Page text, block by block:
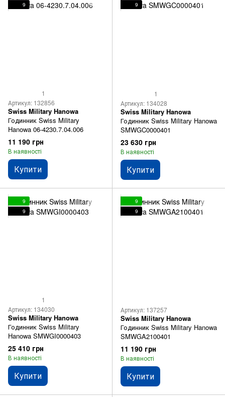
9
1
Артикул: 132856
Swiss Military Hanowa
Годинник Swiss Military
Hanowa 06-4230.7.04.006
11 190 грн
В наявності
Купити
9
1
Артикул: 134028
Swiss Military Hanowa
Годинник Swiss Military Hanowa
SMWGC0000401
23 630 грн
В наявності
Купити
9
9
1
Артикул: 134030
Swiss Military Hanowa
Годинник Swiss Military
Hanowa SMWGI0000403
25 410 грн
В наявності
Купити
9
9
Артикул: 137257
Swiss Military Hanowa
Годинник Swiss Military Hanowa
SMWGA2100401
11 190 грн
В наявності
Купити